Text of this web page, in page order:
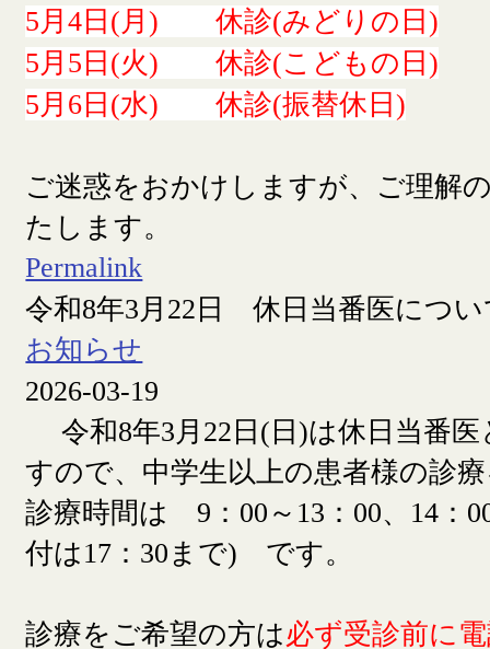
5月4日(月) 休診(みどりの日)
5月5日(火) 休診(こどもの日)
5月6日(水) 休診(振替休日)
ご迷惑をおかけしますが、ご理解
たします。
Permalink
令和8年3月22日 休日当番医につい
お知らせ
2026-03-19
令和8年3月22日(日)は休日当番
すので、中学生以上の患者様の診
診療時間は 9：00～13：00、14：
付は17：30まで) です。
診療をご希望の方は必ず受診前に